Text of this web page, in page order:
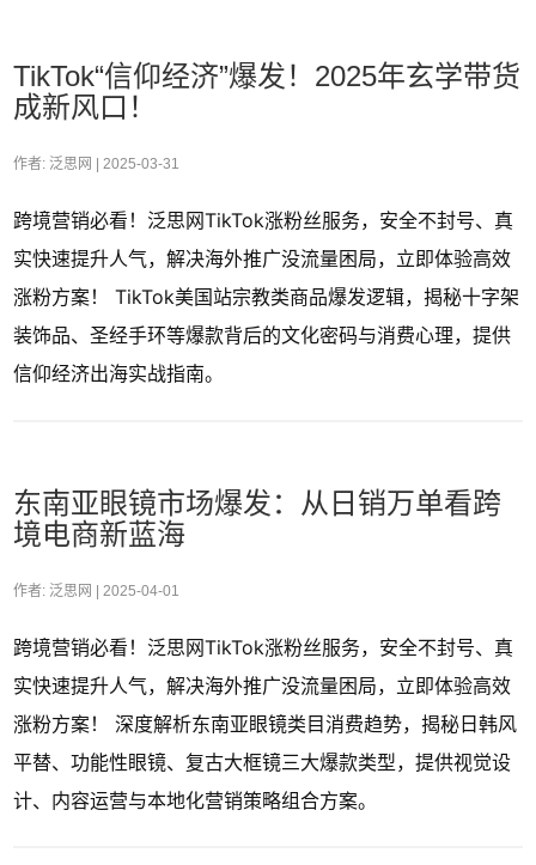
TikTok“信仰经济”爆发！2025年玄学带货
成新风口！
作者: 泛思网 | 2025-03-31
跨境营销必看！泛思网TikTok涨粉丝服务，安全不封号、真
实快速提升人气，解决海外推广没流量困局，立即体验高效
涨粉方案！ TikTok美国站宗教类商品爆发逻辑，揭秘十字架
装饰品、圣经手环等爆款背后的文化密码与消费心理，提供
信仰经济出海实战指南。
东南亚眼镜市场爆发：从日销万单看跨
境电商新蓝海
作者: 泛思网 | 2025-04-01
跨境营销必看！泛思网TikTok涨粉丝服务，安全不封号、真
实快速提升人气，解决海外推广没流量困局，立即体验高效
涨粉方案！ 深度解析东南亚眼镜类目消费趋势，揭秘日韩风
平替、功能性眼镜、复古大框镜三大爆款类型，提供视觉设
计、内容运营与本地化营销策略组合方案。